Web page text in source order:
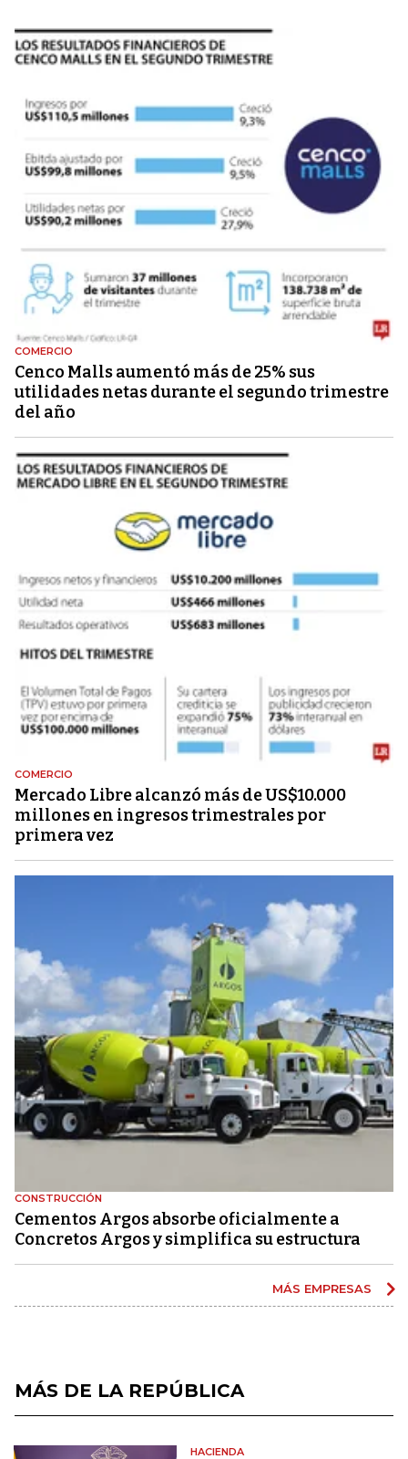
COMERCIO
Cenco Malls aumentó más de 25% sus
utilidades netas durante el segundo trimestre
del año
COMERCIO
Mercado Libre alcanzó más de US$10.000
millones en ingresos trimestrales por
primera vez
CONSTRUCCIÓN
Cementos Argos absorbe oficialmente a
Concretos Argos y simplifica su estructura
MÁS EMPRESAS
MÁS DE LA REPÚBLICA
HACIENDA